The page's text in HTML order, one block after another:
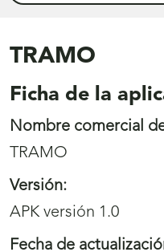
TRAMO
Ficha de la
Nombre comercial
TRAMO
Versión:
APK versión 1.0
Fecha de